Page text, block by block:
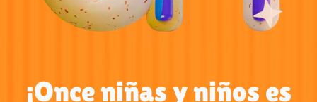
¡Once niñas y niños es